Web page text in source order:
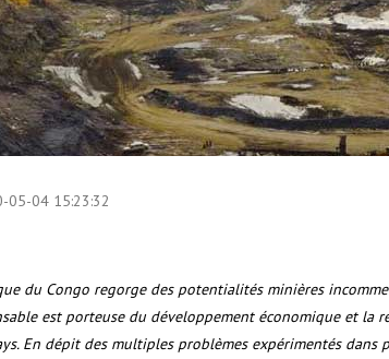
05-04 15:23:32
du Congo regorge des potentialités minières
est porteuse du développement économique et la
En dépit des multiples problèmes expérimentés dans